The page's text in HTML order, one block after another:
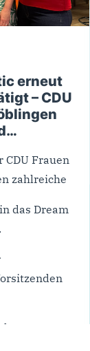
erneut
– CDU
Frauen
zahlreiche
das Dream